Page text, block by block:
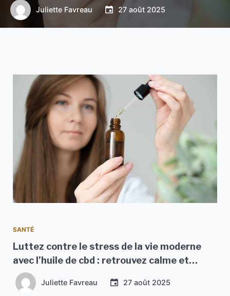
Juliette Favreau 27 août 2025
SANTÉ
Luttez contre le stress de la vie moderne
avec l’huile de cbd : retrouvez calme et
sérénité
Juliette Favreau 27 août 2025